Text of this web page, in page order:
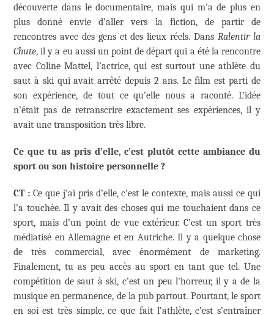
découverte dans le documentaire, mais qui m’a de plus en
plus donné envie d’aller vers la fiction, de partir de
rencontres avec des gens et des lieux réels. DansRalentir la
Chute, il y a eu aussi un point de départ qui a été la rencontre
avec Coline Mattel, l’actrice, qui est surtout une athlète du
saut à ski qui avait arrêté depuis 2 ans. Le film est parti de
son expérience, de tout ce qu’elle nous a raconté. L’idée
n’était pas de retranscrire exactement ses expériences, il y
avait une transposition très libre.
Ce que tu as pris d’elle, c’est plutôt cette ambiance du
sport ou son histoire personnelle ?
CT :Ce que j’ai pris d’elle, c’est le contexte, mais aussi ce qui
l’a touchée. Il y avait des choses qui me touchaient dans ce
sport, mais d’un point de vue extérieur. C’est un sport très
médiatisé en Allemagne et en Autriche. Il y a quelque chose
de très commercial, avec énormément de marketing.
Finalement, tu as peu accès au sport en tant que tel. Une
compétition de saut à ski, c’est un peu l’horreur, il y a de la
musique en permanence, de la pub partout. Pourtant, le sport
en soi est très simple, ce que fait l’athlète, c’est s’entraîner